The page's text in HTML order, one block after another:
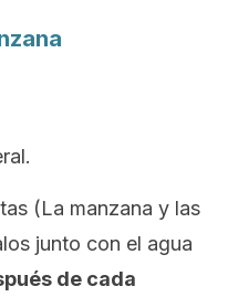
(La manzana y las
junto con el agua
de cada